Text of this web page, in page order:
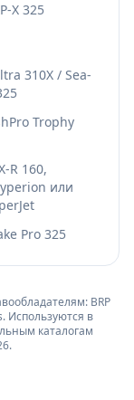
X 325
310X / Sea-
Trophy
R 160,
или
Pro 325
BRP
Используются в
каталогам